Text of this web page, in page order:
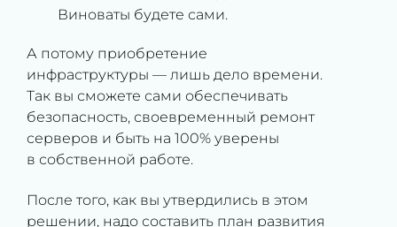
Виноваты будете сами.
А потому приобретение
инфраструктуры — лишь дело времени.
Так вы сможете сами обеспечивать
безопасность, своевременный ремонт
серверов и быть на 100% уверены
в собственной работе.
После того, как вы утвердились в этом
решении, надо составить план развития